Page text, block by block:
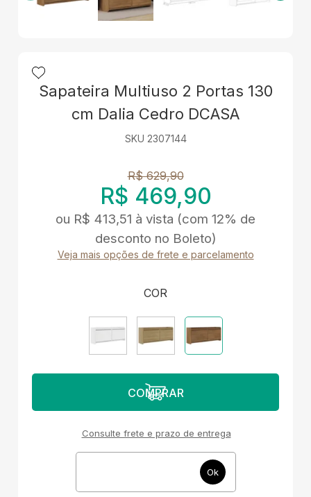
Sapateira Multiuso 2 Portas 130
cm Dalia Cedro DCASA
SKU 2307144
R$ 629,90
R$ 469,90
ou R$ 413,51 à vista (com 12% de
desconto no Boleto)
Veja mais opções de frete e parcelamento
COR
Consulte frete e prazo de entrega